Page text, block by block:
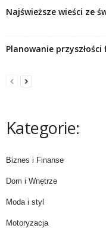
Najświeższe wieści ze
Planowanie
Kategorie:
Biznes i Finanse
Dom i Wnętrze
Moda i styl
Motoryzacja